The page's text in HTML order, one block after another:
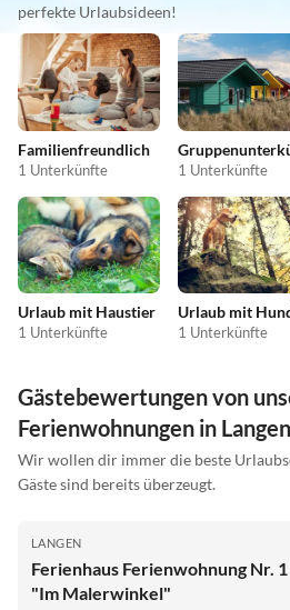
perfekte Urlaubsideen!
Familienfreundlich
1 Unterkünfte 1 Unterkünfte
Urlaub mit Haustier
1 Unterkünfte
Urlaub mit
1 Unterkünfte
Gästebewertungen von
Ferienwohnungen in Langen
Wir wollen dir immer die beste
Gäste sind bereits überzeugt.
LANGEN
Ferienhaus Ferienwohnung Nr. 1
"Im Malerwinkel"